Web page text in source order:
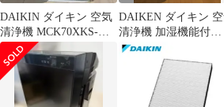
DAIKIN ダイキン 空気
清浄機 MCK70XKS-W
2021年製
DAIKEN ダイキン
清浄機 加湿機能付
MCK70WKS-W ②